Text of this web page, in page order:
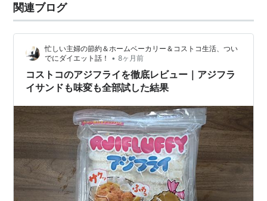
関連ブログ
忙しい主婦の節約＆ホームベーカリー＆コストコ生活、つい
でにダイエット話！
• 8ヶ月前
コストコのアジフライを徹底レビュー｜アジフラ
イサンドも味変も全部試した結果